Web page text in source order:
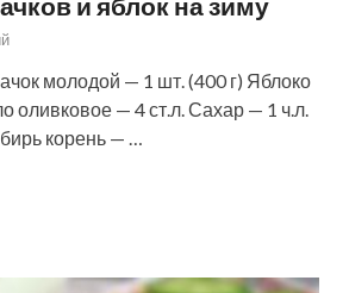
молодой — 1 шт. (400 г) Яблоко
оливковое — 4 ст.л. Сахар — 1 ч.л.
корень — …